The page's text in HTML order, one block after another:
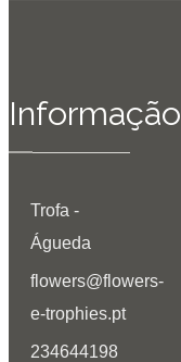
Informação
Trofa -
Águeda
flowers@flowers-
e-trophies.pt
234644198